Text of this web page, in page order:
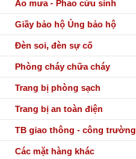
Áo mưa - Phao cứu sinh
Giầy bảo hộ Ủng bảo hộ
Đèn soi, đèn sự cố
Phòng cháy chữa cháy
Trang bị phòng sạch
Trang bị an toàn điện
TB giao thông - công trường
Các mặt hàng khác